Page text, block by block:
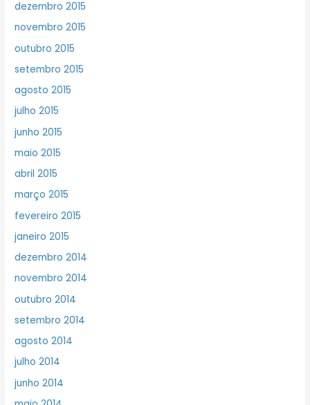
dezembro 2015
novembro 2015
outubro 2015
setembro 2015
agosto 2015
julho 2015
junho 2015
maio 2015
abril 2015
março 2015
fevereiro 2015
janeiro 2015
dezembro 2014
novembro 2014
outubro 2014
setembro 2014
agosto 2014
julho 2014
junho 2014